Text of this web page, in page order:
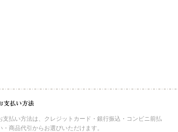
支払い方法は、クレジットカード・銀行振込・コンビニ前払
・商品代引からお選びいただけます。